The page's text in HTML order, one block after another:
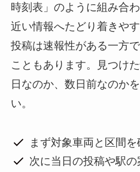
時刻表」のように組み合
近い情報へたどり着きや
投稿は速報性がある一方
こともあります。見つけ
日なのか、数日前なのか
い。
まず対象車両と区間を
次に当日の投稿や駅の